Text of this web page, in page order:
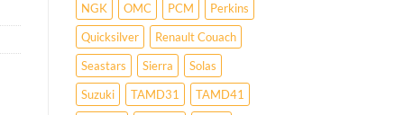
NGK
OMC PCM
Perkins
Quicksilver
Renault Couach
Seastars
Sierra
Solas
Suzuki
TAMD31
TAMD41